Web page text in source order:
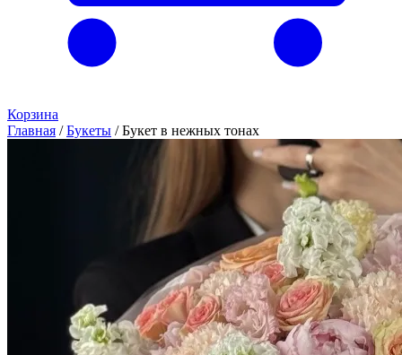
Корзина
Главная / Букеты / Букет в нежных тонах